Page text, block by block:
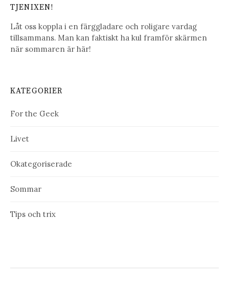
TJENIXEN!
Låt oss koppla i en färggladare och roligare vardag
tillsammans. Man kan faktiskt ha kul framför skärmen
när sommaren är här!
KATEGORIER
For the Geek
Livet
Okategoriserade
Sommar
Tips och trix